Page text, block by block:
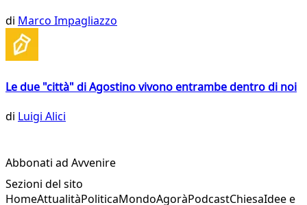
di Marco Impagliazzo
Le due "città" di Agostino vivono entrambe dentro di noi
di Luigi Alici
Abbonati ad Avvenire
Sezioni del sito
HomeAttualitàPoliticaMondoAgoràPodcastChiesaIdee e